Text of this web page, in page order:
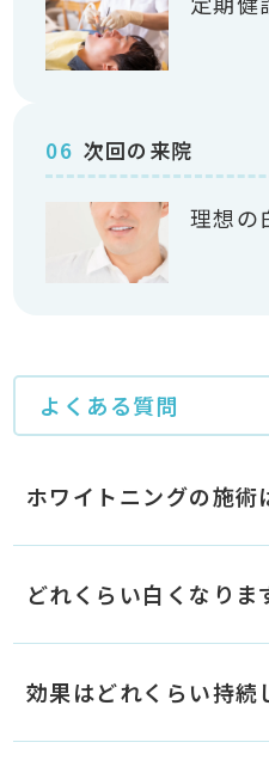
06 次回の来院
理想の
よくある質問
ホワイトニングの施術
どれくらい白くなりま
効果はどれくらい持続